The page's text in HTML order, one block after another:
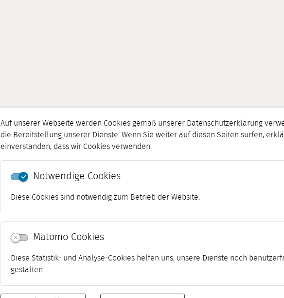
Auf unserer Webseite werden Cookies gemäß unserer Datenschutzerklärung
die Bereitstellung unserer Dienste. Wenn Sie weiter auf diesen Seiten surfen,
einverstanden, dass wir Cookies verwenden.
Notwendige Cookies
Diese Cookies sind notwendig zum Betrieb der Website.
Matomo Cookies
Diese Statistik- und Analyse-Cookies helfen uns, unsere Dienste noch
gestalten.